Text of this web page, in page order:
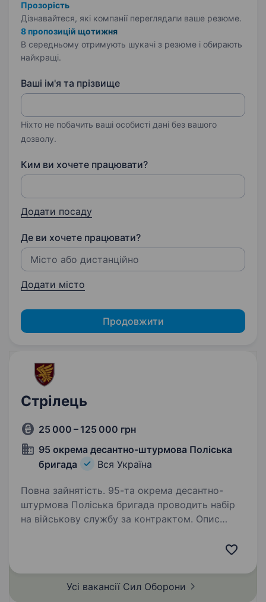
Прозорість
Дізнавайтеся, які компанії переглядали ваше резюме.
8 пропозицій щотижня
В середньому отримують шукачі з резюме і обирають
найкращі.
Ваші ім'я та прізвище
Ніхто не побачить ваші особисті дані без вашого
дозволу.
Ким ви хочете працювати?
Додати посаду
Де ви хочете працювати?
Додати місто
Продовжити
Стрілець
25 000 – 125 000 грн
95 окрема десантно-штурмова Поліська
бригада
Вся Україна
Повна зайнятість. 95-та окрема десантно-
штурмова Поліська бригада проводить набір
на військову службу за контрактом. Опис
відповідально…
Усі вакансії Сил Оборони